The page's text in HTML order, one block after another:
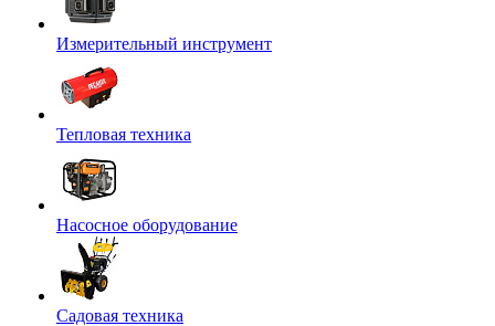
Измерительный инструмент
Тепловая техника
Насосное оборудование
Садовая техника